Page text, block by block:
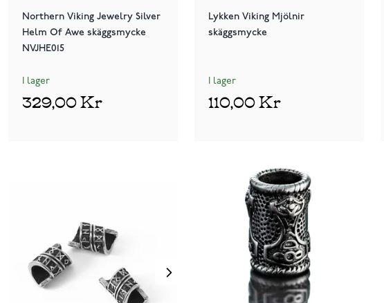
Northern Viking Jewelry Silver
Helm Of Awe skäggsmycke
NVJHE015
I lager
329,00 Kr
Lykken Viking Mjölnir
skäggsmycke
I lager
110,00 Kr